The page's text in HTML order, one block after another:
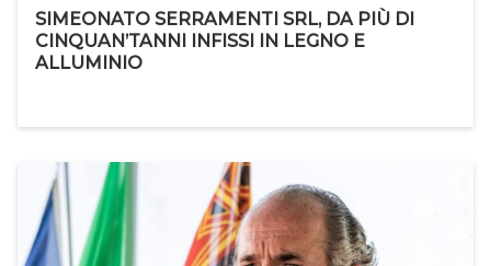
SIMEONATO SERRAMENTI SRL, DA PIÙ DI
CINQUAN’TANNI INFISSI IN LEGNO E
ALLUMINIO